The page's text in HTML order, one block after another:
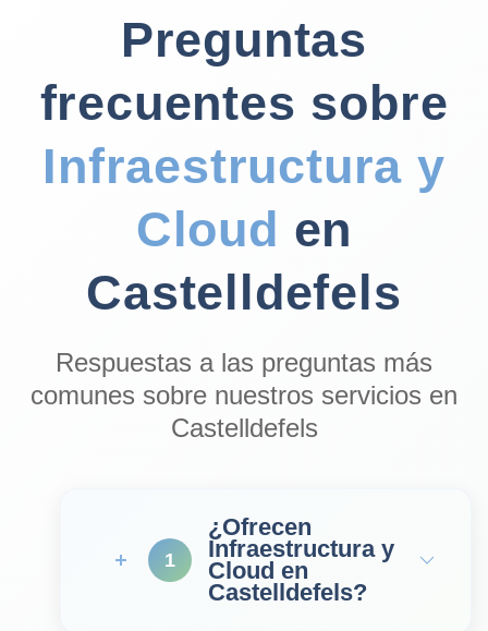
Preguntas
frecuentes sobre
Infraestructura y
Cloud en
Castelldefels
Respuestas a las preguntas más
comunes sobre nuestros servicios en
Castelldefels
1
¿Ofrecen
Infraestructura y
Cloud en
Castelldefels?